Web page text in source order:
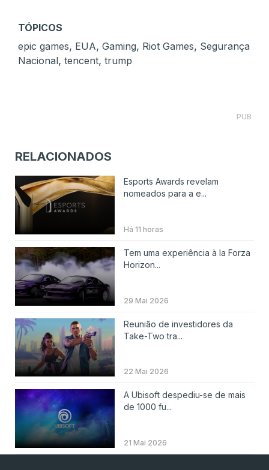
TÓPICOS
epic games, EUA, Gaming, Riot Games, Segurança
Nacional, tencent, trump
PUB
RELACIONADOS
Esports Awards revelam
nomeados para a e...
Há 11 horas
Tem uma experiência à la Forza
Horizon...
29 Mai 2026
Reunião de investidores da
Take-Two tra...
22 Mai 2026
A Ubisoft despediu-se de mais
de 1000 fu...
21 Mai 2026